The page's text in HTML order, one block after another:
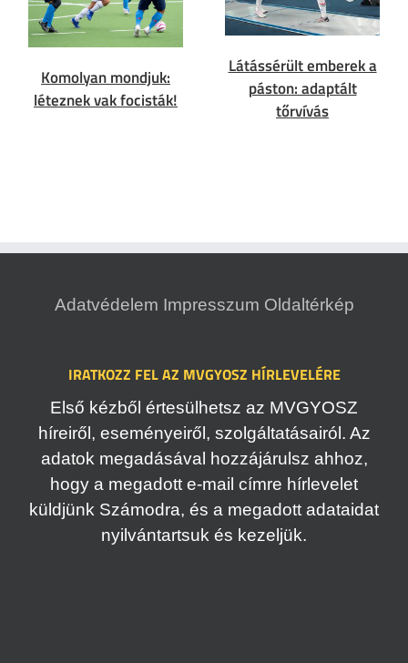
Komolyan mondjuk:
léteznek vak focisták!
Látássérült emberek a
páston: adaptált
tőrvívás
Adatvédelem Impresszum Oldaltérkép
IRATKOZZ FEL AZ MVGYOSZ HÍRLEVELÉRE
Első kézből értesülhetsz az MVGYOSZ
híreiről, eseményeiről, szolgáltatásairól. Az
adatok megadásával hozzájárulsz ahhoz,
hogy a megadott e-mail címre hírlevelet
küldjünk Számodra, és a megadott adataidat
nyilvántartsuk és kezeljük.